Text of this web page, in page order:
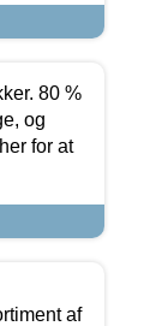
80 %
og
for at
af